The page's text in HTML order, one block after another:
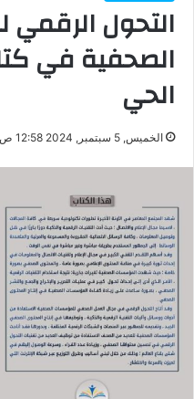
التحول
الصحفية في
الحي
الخميس, 5 سبتمبر, 2024 12:58 ص